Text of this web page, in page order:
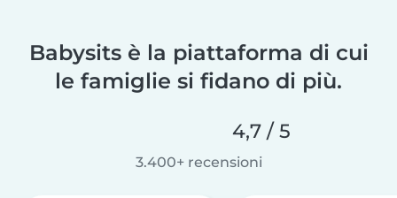
Babysits è la piattaforma di cui
le famiglie si fidano di più.
4,7 / 5
3.400+ recensioni